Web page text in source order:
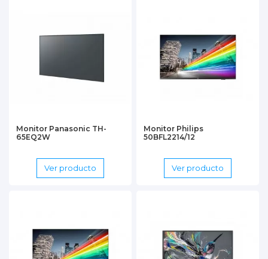
Monitor Panasonic TH-
65EQ2W
Ver producto
Monitor Philips
50BFL2214/12
Ver producto